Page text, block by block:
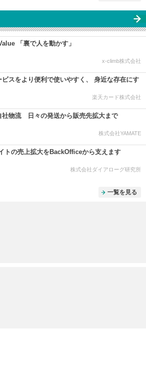
「裏で人を動かす」
x-climb株式会社
ビスをより便利で使いやすく、 身近な存在にす
楽天カード株式会社
社物流 日々の発送から販売先拡大まで
株式会社YAMATE
トの売上拡大をBackOfficeから支えます
株式会社ダイアローグ研究所
一覧を見る